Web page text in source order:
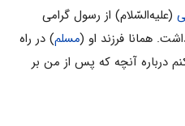
(علیه‌السّلام) از رسول گرامی
همانا فرزند او (مسلم) در راه
درباره آنچه که پس از من بر